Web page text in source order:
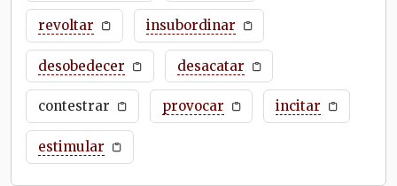
revoltar insubordinar
desobedecer desacatar
contestrar provocar incitar
estimular